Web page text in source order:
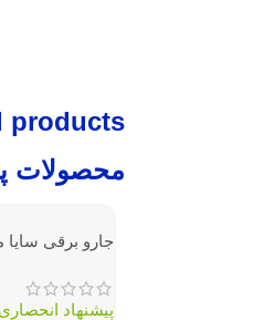
products
محصولات
جارو برقی
پیشنهاد